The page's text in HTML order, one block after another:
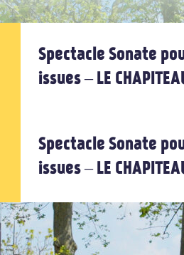
Spectacle Sonate
issues – LE
Spectacle Sonate
issues – LE